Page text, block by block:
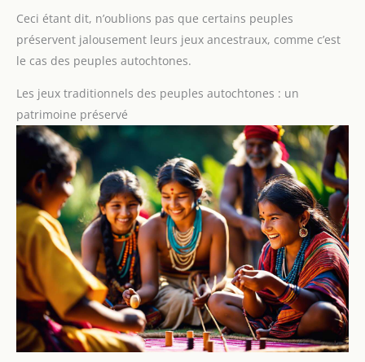
Ceci étant dit, n’oublions pas que certains peuples
préservent jalousement leurs jeux ancestraux, comme c’est
le cas des peuples autochtones.
Les jeux traditionnels des peuples autochtones : un
patrimoine préservé